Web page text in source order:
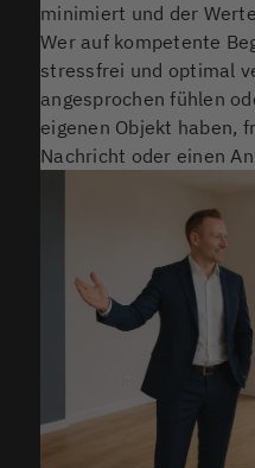
minimiert und der
Wer auf kompetente
stressfrei und optimal
angesprochen fühlen
eigenen Objekt haben,
Nachricht oder einen